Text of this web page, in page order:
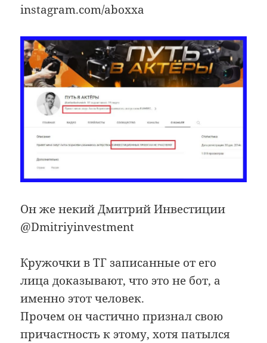
instagram.com/aboxxa
Он же некий Дмитрий Инвестиции
@Dmitriyinvestment
Кружочки в ТГ записанные от его
лица доказывают, что это не бот, а
именно этот человек.
Прочем он частично признал свою
причастность к этому, хотя патылся